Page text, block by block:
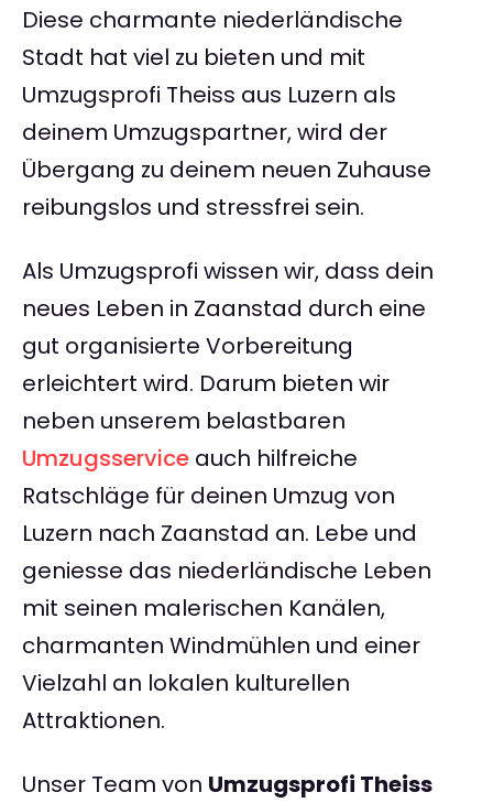
Diese charmante niederländische
Stadt hat viel zu bieten und mit
Umzugsprofi Theiss aus Luzern als
deinem Umzugspartner, wird der
Übergang zu deinem neuen Zuhause
reibungslos und stressfrei sein.
Als Umzugsprofi wissen wir, dass dein
neues Leben in Zaanstad durch eine
gut organisierte Vorbereitung
erleichtert wird. Darum bieten wir
neben unserem belastbaren
Umzugsservice auch hilfreiche
Ratschläge für deinen Umzug von
Luzern nach Zaanstad an. Lebe und
geniesse das niederländische Leben
mit seinen malerischen Kanälen,
charmanten Windmühlen und einer
Vielzahl an lokalen kulturellen
Attraktionen.
Unser Team von Umzugsprofi Theiss